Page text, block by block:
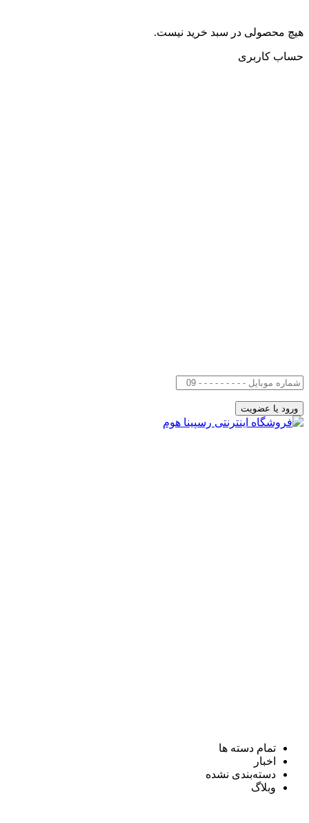
هیچ محصولی در سبد خرید نیست.
حساب کاربری
تمام دسته ها
اخبار
دسته‌بندی نشده
وبلاگ